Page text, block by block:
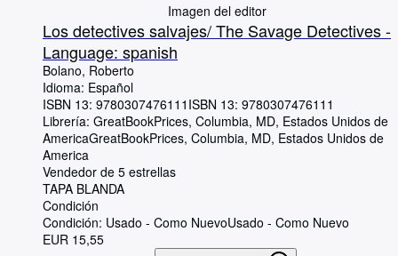
Imagen del editor
Los detectives salvajes/ The Savage Detectives -
Language: spanish
Bolano, Roberto
Idioma: Español
ISBN 13: 9780307476111 ISBN 13: 9780307476111
Librería: GreatBookPrices, Columbia, MD, Estados Unidos de
AmericaGreatBookPrices, Columbia, MD, Estados Unidos de
America
Vendedor de 5 estrellas
TAPA BLANDA
Condición
Condición: Usado - Como NuevoUsado - Como Nuevo
EUR 15,55